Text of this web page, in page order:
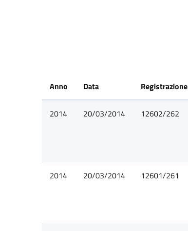
Anno Data Registrazione
2014 20/03/2014 12602/262
2014 20/03/2014 12601/261